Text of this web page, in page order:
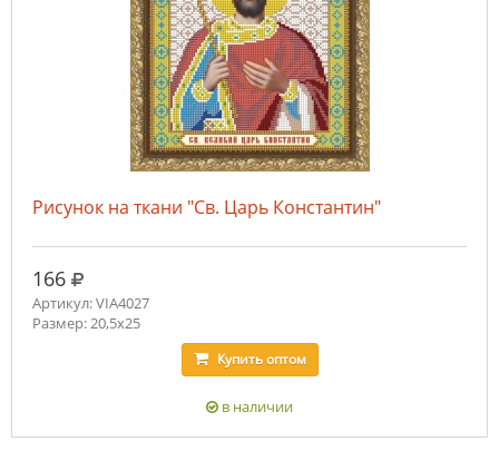
Рисунок на ткани "Св. Царь Константин"
166 руб.
Артикул: VIA4027
Размер: 20,5х25
Купитьоптом
в наличии